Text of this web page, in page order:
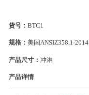
货号： BTC1
规格： 美国ANSIZ358.1-2014
产品尺寸： 冲淋
产品详情